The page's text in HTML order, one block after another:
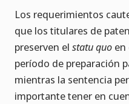
Los requerimientos
que los titulares de
preserven el statu quo en
período de preparación
mientras la sentencia
importante tener en